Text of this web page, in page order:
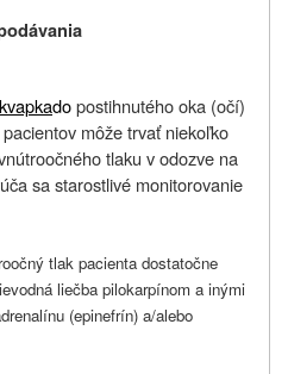
dopostihnutého oka (očí)
môže trvať niekoľko
tlaku v odozve na
sa starostlivé monitorovanie
tlak pacienta dostatočne
liečba pilokarpínom a inými
(epinefrín) a/alebo